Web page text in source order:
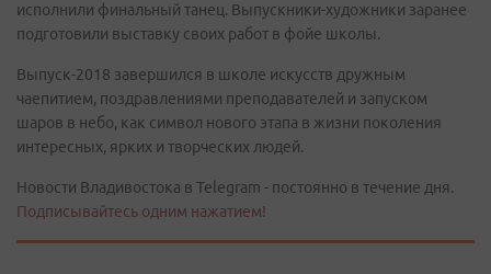
исполнили финальный танец. Выпускники-художники заранее
подготовили выставку своих работ в фойе школы.
Выпуск-2018 завершился в школе искусств дружным
чаепитием, поздравлениями преподавателей и запуском
шаров в небо, как символ нового этапа в жизни поколения
интересных, ярких и творческих людей.
Новости Владивостока в Telegram - постоянно в течение дня.
Подписывайтесь одним нажатием!